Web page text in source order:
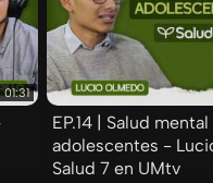
01:31
EP.14 | Salud mental
adolescentes -
Salud 7 en UMtv